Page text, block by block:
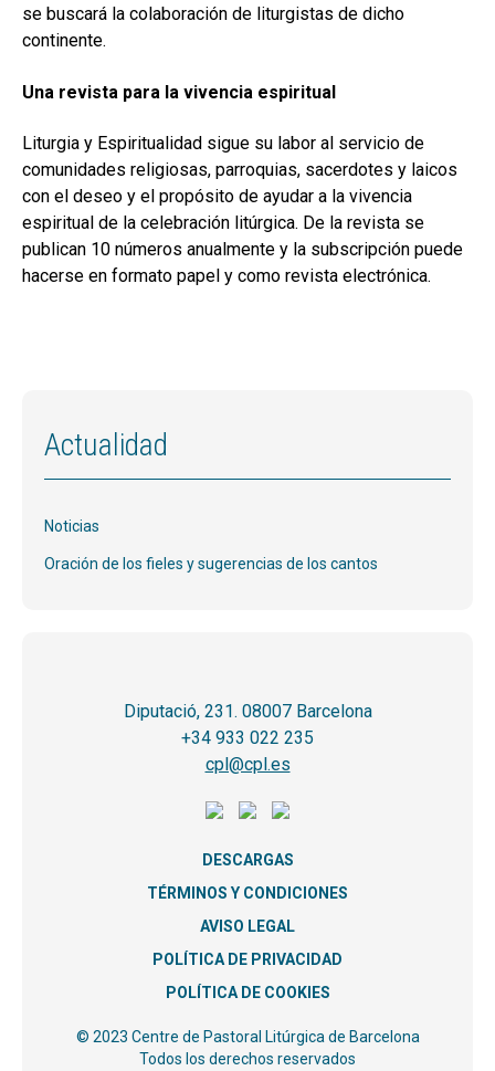
se buscará la colaboración de liturgistas de dicho
continente.
Una revista para la vivencia espiritual
Liturgia y Espiritualidad sigue su labor al servicio de
comunidades religiosas, parroquias, sacerdotes y laicos
con el deseo y el propósito de ayudar a la vivencia
espiritual de la celebración litúrgica. De la revista se
publican 10 números anualmente y la subscripción puede
hacerse en formato papel y como revista electrónica.
Actualidad
Noticias
Oración de los fieles y sugerencias de los cantos
Diputació, 231. 08007 Barcelona
+34 933 022 235
cpl@cpl.es
DESCARGAS
TÉRMINOS Y CONDICIONES
AVISO LEGAL
POLÍTICA DE PRIVACIDAD
POLÍTICA DE COOKIES
© 2023 Centre de Pastoral Litúrgica de Barcelona
Todos los derechos reservados